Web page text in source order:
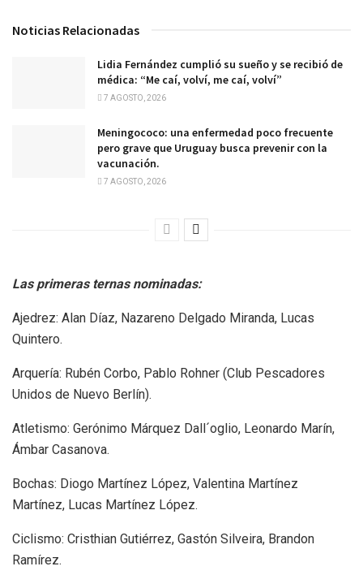
Noticias Relacionadas
Lidia Fernández cumplió su sueño y se recibió de
médica: “Me caí, volví, me caí, volví”
7 AGOSTO, 2026
Meningococo: una enfermedad poco frecuente
pero grave que Uruguay busca prevenir con la
vacunación.
7 AGOSTO, 2026
Las primeras ternas nominadas:
Ajedrez: Alan Díaz, Nazareno Delgado Miranda, Lucas
Quintero.
Arquería: Rubén Corbo, Pablo Rohner (Club Pescadores
Unidos de Nuevo Berlín).
Atletismo: Gerónimo Márquez Dall´oglio, Leonardo Marín,
Ámbar Casanova.
Bochas: Diogo Martínez López, Valentina Martínez
Martínez, Lucas Martínez López.
Ciclismo: Cristhian Gutiérrez, Gastón Silveira, Brandon
Ramírez.